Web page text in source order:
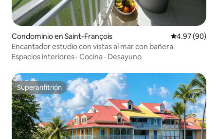
Condominio en Saint-François Calificación
4.97 (90)
Encantador estudio con vistas al mar con bañera
Espacios interiores · Cocina · Desayuno
Superanfitrión
Superanfitrión